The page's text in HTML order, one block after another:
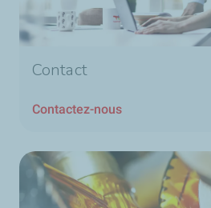
Contact
Contactez-nous